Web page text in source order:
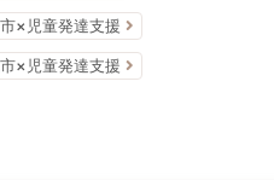
×児童発達支援
×児童発達支援